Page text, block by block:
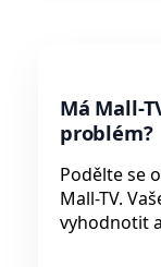
Má Mall-
problém?
Podělte se
Mall-TV.
vyhodnotit